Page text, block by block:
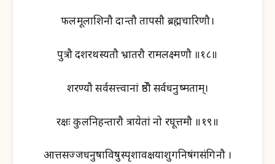
फलमूलाशिनौ दान्तौ तापसौ ब्रह्मचारिणौ।
पुत्रौ दशरथस्यतौ भ्रातरौ रामलक्ष्मणौ ॥१८॥
शरण्यौ सर्वसत्त्वानां श्रेष्ठौ सर्वधनुष्मताम्।
रक्षः कुलनिहन्तारौ त्रायेतां नो रघूत्तमौ ॥१९॥
आत्तसज्जधनुषाविषुस्पृशावक्षयाशुगनिषंगसंगिनौ ।